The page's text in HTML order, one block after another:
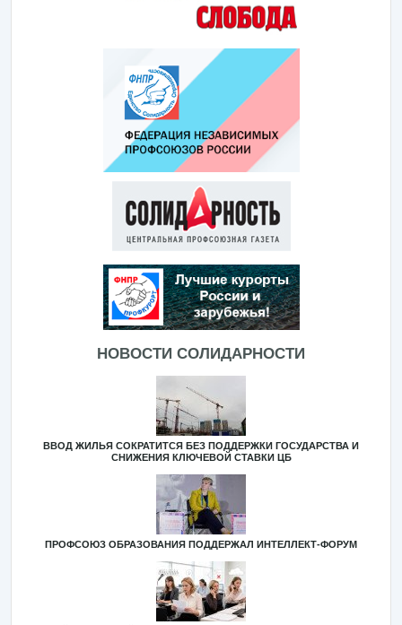
НОВОСТИ СОЛИДАРНОСТИ
ВВОД ЖИЛЬЯ СОКРАТИТСЯ БЕЗ ПОДДЕРЖКИ ГОСУДАРСТВА И
СНИЖЕНИЯ КЛЮЧЕВОЙ СТАВКИ ЦБ
ПРОФСОЮЗ ОБРАЗОВАНИЯ ПОДДЕРЖАЛ ИНТЕЛЛЕКТ-ФОРУМ